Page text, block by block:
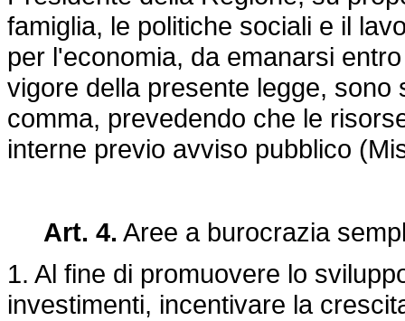
famiglia, le politiche sociali e il
per l'economia, da emanarsi
vigore della presente legge,
comma, prevedendo che le
interne previo avviso pubblico
Art. 4. Aree a burocrazia
1. Al fine di promuovere lo
investimenti, incentivare la